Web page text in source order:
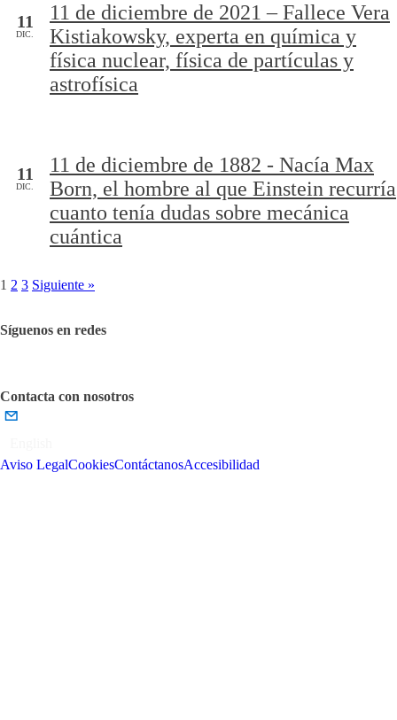
11
DIC.
11 de diciembre de 2021 – Fallece Vera
Kistiakowsky, experta en química y
física nuclear, física de partículas y
astrofísica
11
DIC.
11 de diciembre de 1882 - Nacía Max
Born, el hombre al que Einstein recurría
cuanto tenía dudas sobre mecánica
cuántica
1 2 3 Siguiente »
Síguenos en redes
Contacta con nosotros
Aviso LegalCookiesContáctanosAccesibilidad